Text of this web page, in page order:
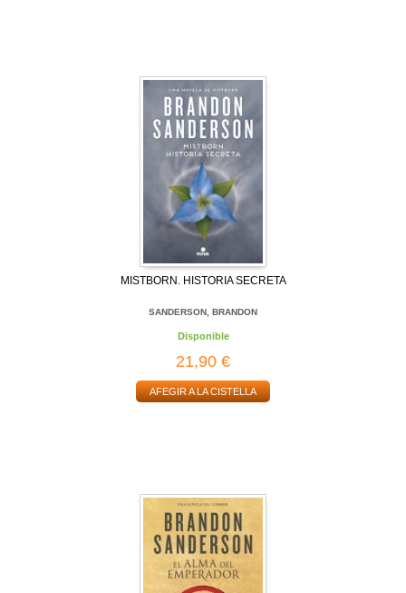
MISTBORN. HISTORIA SECRETA
SANDERSON, BRANDON
Disponible
21,90 €
AFEGIR A LA CISTELLA